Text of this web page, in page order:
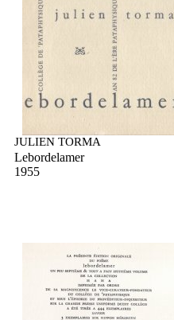
JULIEN TORMA
Lebordelamer
1955